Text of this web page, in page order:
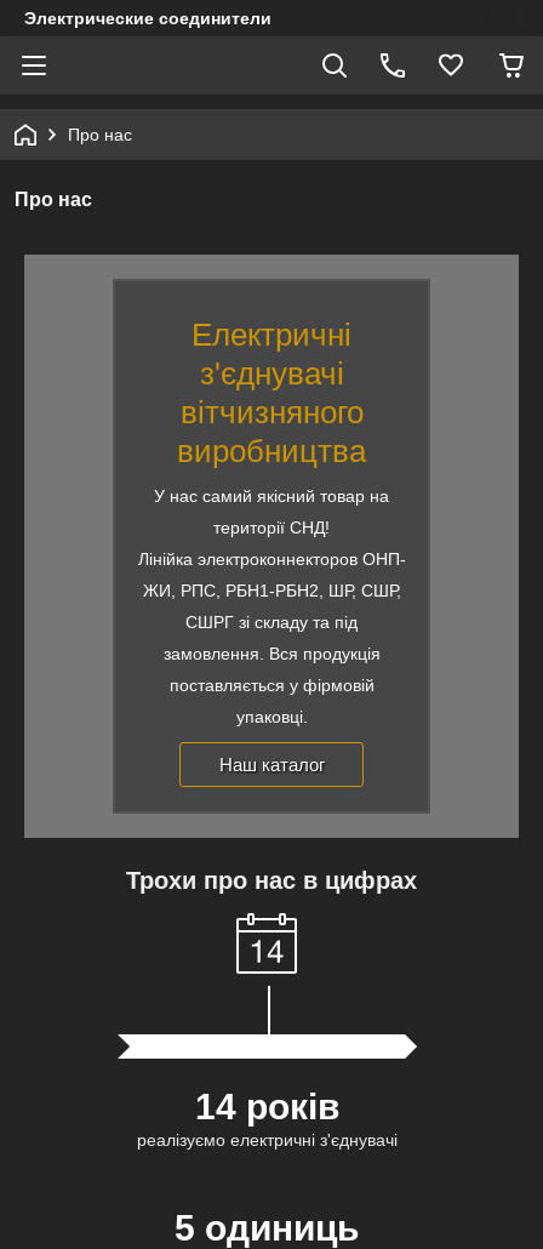
Электрические соединители
Про нас
Про нас
Електричні
з'єднувачі
вітчизняного
виробництва
У нас самий якісний товар на
території СНД!
Лінійка электроконнекторов ОНП-
ЖИ, РПС, РБН1-РБН2, ШР, СШР,
СШРГ зі складу та під
замовлення. Вся продукція
поставляється у фірмовій
упаковці.
Наш каталог
Трохи про нас в цифрах
14 років
реалізуємо електричні з'єднувачі
5 одиниць